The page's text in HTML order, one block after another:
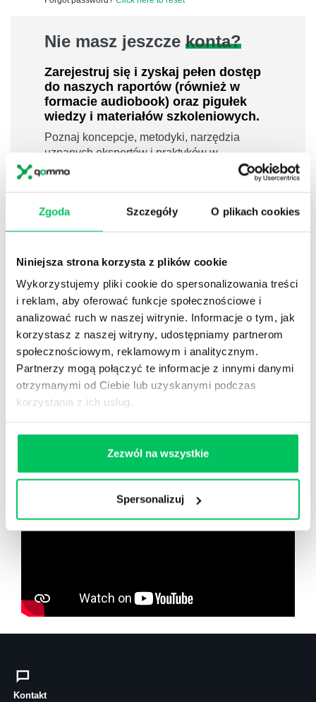
Zgoda Szczegóły O plikach cookies
Niniejsza strona korzysta z plików cookie
Wykorzystujemy pliki cookie do spersonalizowania treści
i reklam, aby oferować funkcje społecznościowe i
analizować ruch w naszej witrynie. Informacje o tym, jak
korzystasz z naszej witryny, udostępniamy partnerom
społecznościowym, reklamowym i analitycznym.
Partnerzy mogą połączyć te informacje z innymi danymi
otrzymanymi od Ciebie lub uzyskanymi podczas
korzystania z ich usług.
Zezwól na wszystkie
Spersonalizuj
Nie masz jeszcze konta?
Zarejestruj się i zyskaj pełen dostęp
do naszych raportów (również w
formacie audiobook) oraz pigułek
wiedzy i materiałów szkoleniowych.
Poznaj koncepcje, metodyki, narzędzia
uznanych ekspertów i praktyków w
dziedzinach leadershipu i zarządzania,
800 pigułek wiedzy
14h nagrań raportów w wersji audiobook
i wiele więcej
Nowy użytkownik?
Zarejestruj się
Zobacz co znajdziesz
Kontakt